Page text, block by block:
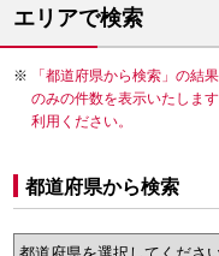
エリアで検索
「都道府県から検索」の結
のみの件数を表示いたしま
利用ください。
都道府県から検索